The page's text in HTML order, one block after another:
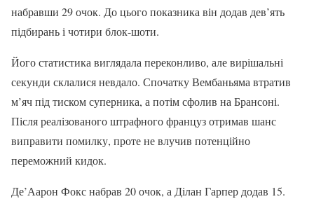
набравши 29 очок. До цього показника він додав дев’ять
підбирань і чотири блок-шоти.
Його статистика виглядала переконливо, але вирішальні
секунди склалися невдало. Спочатку Вембаньяма втратив
м’яч під тиском суперника, а потім сфолив на Брансоні.
Після реалізованого штрафного француз отримав шанс
виправити помилку, проте не влучив потенційно
переможний кидок.
Де’Аарон Фокс набрав 20 очок, а Ділан Гарпер додав 15.